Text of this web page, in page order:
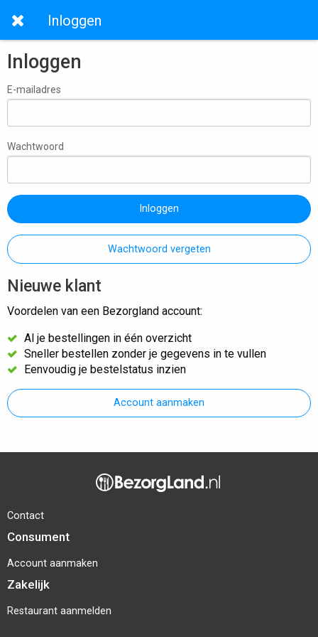
Inloggen
Inloggen
E-mailadres
Wachtwoord
Inloggen
Wachtwoord vergeten
Nieuwe klant
Voordelen van een Bezorgland account:
Al je bestellingen in één overzicht
Sneller bestellen zonder je gegevens in te vullen
Eenvoudig je bestelstatus inzien
Account aanmaken
Contact
Consument
Account aanmaken
Zakelijk
Restaurant aanmelden